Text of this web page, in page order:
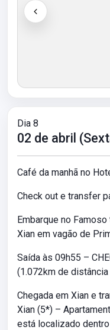
Dia 8
02 de abril
Café da manhã no
Check out e transfer
Embarque no
Xian em vagão de
Saída às 09h55 –
(1.072km de
Chegada em Xian e
Xian (5*) –
está localizado